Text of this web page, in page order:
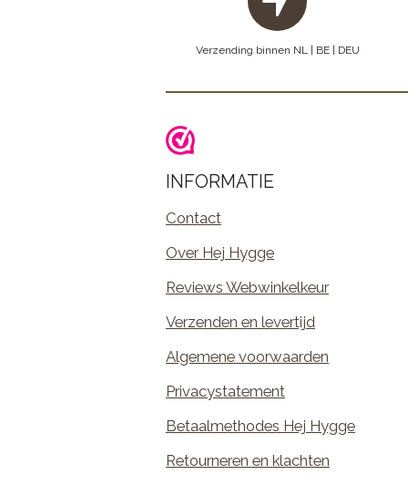
Verzending binnen NL | BE | DEU
INFORMATIE
Contact
Over Hej Hygge
Reviews Webwinkelkeur
Verzenden en levertijd
Algemene voorwaarden
Privacystatement
Betaalmethodes Hej Hygge
Retourneren en klachten